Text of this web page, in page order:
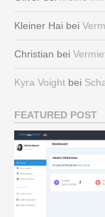
Kleiner Hai bei
Christian bei
Kyra Voight bei
FEATURED POST